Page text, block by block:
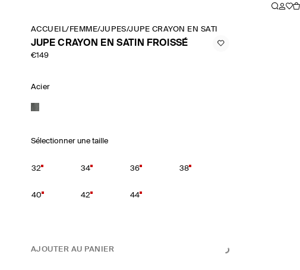
ACCUEIL/ FEMME/JUPES/JUPE CRAYON EN SATIN FROISSÉ
JUPE CRAYON EN SATIN FROISSÉ
€149
Acier
Sélectionner une taille
32 34 36 38
40 42 44
AJOUTER AU PANIER